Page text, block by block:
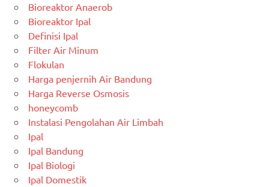
Bioreaktor Anaerob
Bioreaktor Ipal
Definisi Ipal
Filter Air Minum
Flokulan
Harga penjernih Air Bandung
Harga Reverse Osmosis
honeycomb
Instalasi Pengolahan Air Limbah
Ipal
Ipal Bandung
Ipal Biologi
Ipal Domestik